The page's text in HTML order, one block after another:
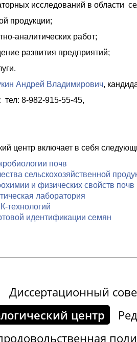
исследований в области
продукции;
аналитических работ;
развития предприятий;
Андрей Владимирович,
тел: 8-982-915-55-45,
центр включает в себя
почв
сельскохозяйственной
и физических свойств почв
лаборатория
технологий
идентификации семян
Диссертационный
центр